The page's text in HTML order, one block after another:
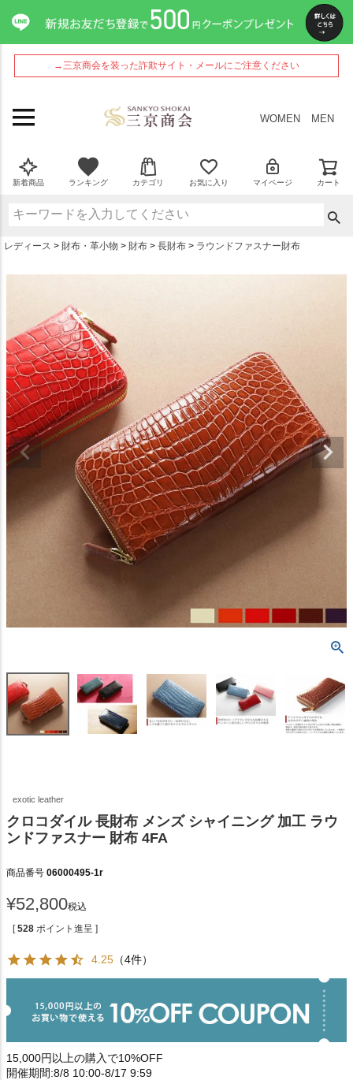
→三京商会を装った詐欺サイト・メールにご注意ください
WOMEN MEN
新着商品 ランキング カテゴリ お気に入り マイページ カート
レディース 財布・革小物 財布 長財布 ラウンドファスナー財布
exotic leather
クロコダイル 長財布 メンズ シャイニング 加工 ラウ
ンドファスナー 財布 4FA
商品番号 06000495-1r
¥52,800税込
[ 528 ポイント進呈 ]
4.25 （4件）
15,000円以上の購入で10%OFF
開催期間:8/8 10:00-8/17 9:59
ペー
ジト
ップ
へ